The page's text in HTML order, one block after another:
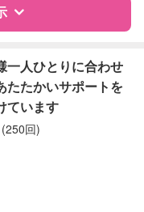
(旧内閣府補助対象)
一人ひとりに合わせ
たたかいサポートを
ています
(250回)